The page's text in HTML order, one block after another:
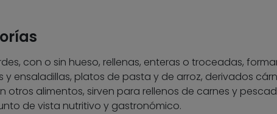
con o sin hueso, rellenas, enteras o troceadas,
ensaladillas, platos de pasta y de arroz, derivados
otros alimentos, sirven para rellenos de carnes y
de vista nutritivo y gastronómico.